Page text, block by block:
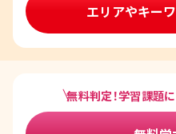
エリアやキー
無料判定！学習課題